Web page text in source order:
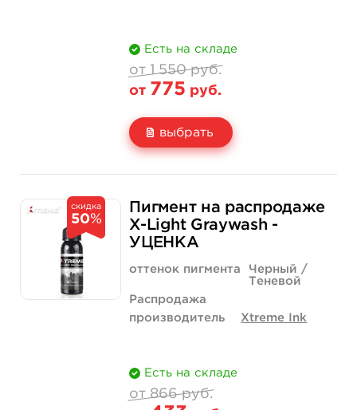
Есть на складе
от 1 550 руб.
от 775 руб.
выбрать
Количество
1 550 руб.
775 руб.
купить
скидка
50%
Пигмент на распродаже
X-Light Graywash -
УЦЕНКА
оттенок пигмента
Черный /
Теневой
Распродажа
производитель
Xtreme Ink
Есть на складе
от 866 руб.